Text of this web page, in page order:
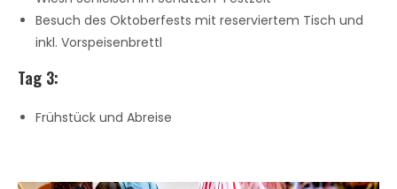
Besuch des Oktoberfests mit reserviertem Tisch und
inkl. Vorspeisenbrettl
Tag 3:
Frühstück und Abreise